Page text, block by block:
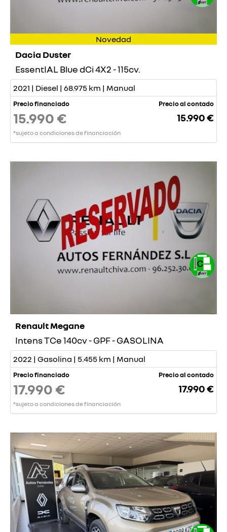
Novedad
Dacia Duster
EssentIAL Blue dCi 4X2 - 115cv.
2021 | Diesel | 68.975 km | Manual
Precio financiado
15.990 €
*sujeto a condiciones de financiación
Precio al contado
15.990 €
Renault Megane
Intens TCe 140cv - GPF - GASOLINA
2022 | Gasolina | 5.455 km | Manual
Precio financiado
17.990 €
*sujeto a condiciones de financiación
Precio al contado
17.990 €